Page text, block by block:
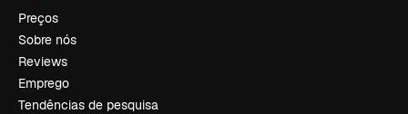
Preços
Sobre nós
Reviews
Emprego
Tendências de pesquisa